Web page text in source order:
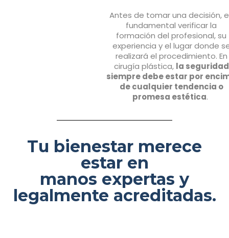
Antes de tomar una decisión,
fundamental verificar la
formación del profesional, su
experiencia y el lugar donde
realizará el procedimiento. En
cirugía plástica, la seguridad
siempre debe estar por
de cualquier tendencia o
promesa estética.
Tu bienestar merece
estar en
manos expertas y
legalmente acreditadas.